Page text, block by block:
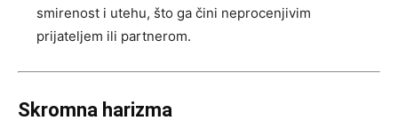
smirenost i utehu, što ga čini neprocenjivim
prijateljem ili partnerom.
Skromna harizma